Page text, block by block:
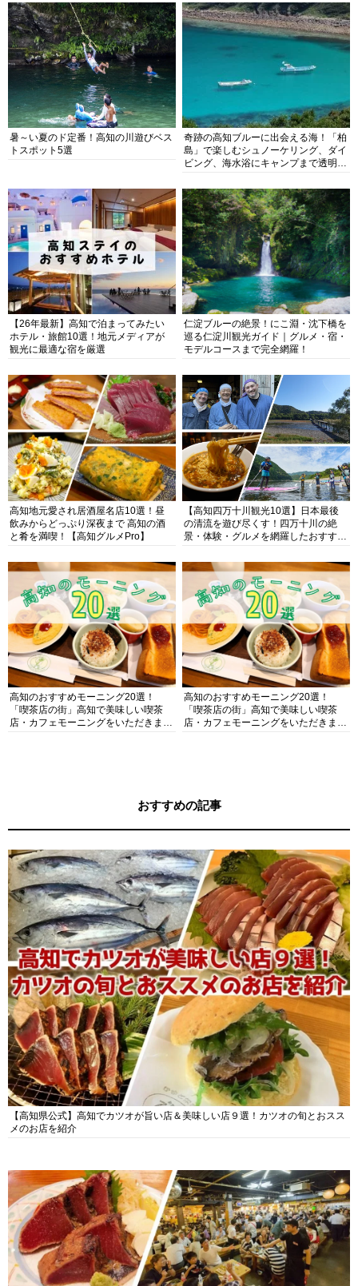
暑～い夏のド定番！高知の川遊びベス
トスポット5選
奇跡の高知ブルーに出会える海！「柏
島」で楽しむシュノーケリング、ダイ
ビング、海水浴にキャンプまで透明度
【26年最新】高知で泊まってみたい
ホテル・旅館10選！地元メディアが
観光に最適な宿を厳選
仁淀ブルーの絶景！にこ淵・沈下橋を
巡る仁淀川観光ガイド｜グルメ・宿・
モデルコースまで完全網羅！
高知地元愛され居酒屋名店10選！昼
飲みからどっぷり深夜まで 高知の酒
と肴を満喫！【高知グルメPro】
【高知四万十川観光10選】日本最後
の清流を遊び尽くす！四万十川の絶
景・体験・グルメを網羅したおすすめ
高知のおすすめモーニング20選！
「喫茶店の街」高知で美味しい喫茶
店・カフェモーニングをいただきま
高知のおすすめモーニング20選！
「喫茶店の街」高知で美味しい喫茶
店・カフェモーニングをいただきま
おすすめの記事
【高知県公式】高知でカツオが旨い店＆美味しい店９選！カツオの旬とおスス
メのお店を紹介